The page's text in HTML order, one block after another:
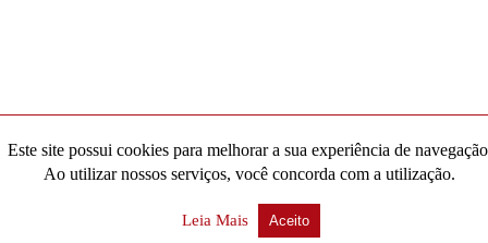
Este site possui cookies para melhorar a sua experiência de
Ao utilizar nossos serviços, você concorda com a utilização.
Leia Mais Aceito